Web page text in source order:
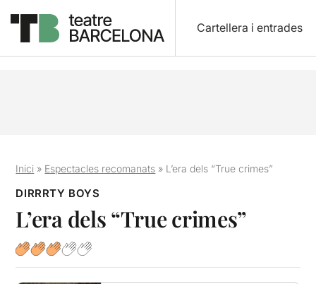
Cartellera i entrades
Inici » Espectacles recomanats » L’era dels “True crimes”
DIRRRTY BOYS
L’era dels “True crimes”